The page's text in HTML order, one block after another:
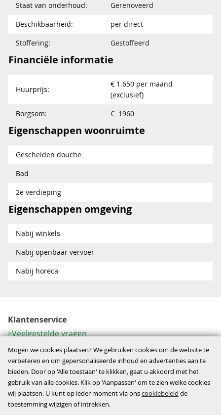
Staat van onderhoud:
Gerenoveerd
Beschikbaarheid:
per direct
Stoffering:
Gestoffeerd
Financiële informatie
Huurprijs:
€ 1.650 per maand
(exclusief)
Borgsom:
€ 1960
Eigenschappen woonruimte
Gescheiden douche
Bad
2e verdieping
Eigenschappen omgeving
Nabij winkels
Nabij openbaar vervoer
Nabij horeca
Klantenservice
Veelgestelde vragen
Contactformulier
Herroeping
Over ons
Bedrijfsgegevens
Werkwijze
Mogen we cookies plaatsen? We gebruiken cookies om de website te
verbeteren en om gepersonaliseerde inhoud en advertenties aan te
bieden. Door op 'Alle toestaan' te klikken, gaat u akkoord met het
gebruik van alle cookies. Klik op 'Aanpassen' om te zien welke cookies
wij plaatsen. U kunt op ieder moment via onscookiebeleid de
toestemming wijzigen of intrekken.